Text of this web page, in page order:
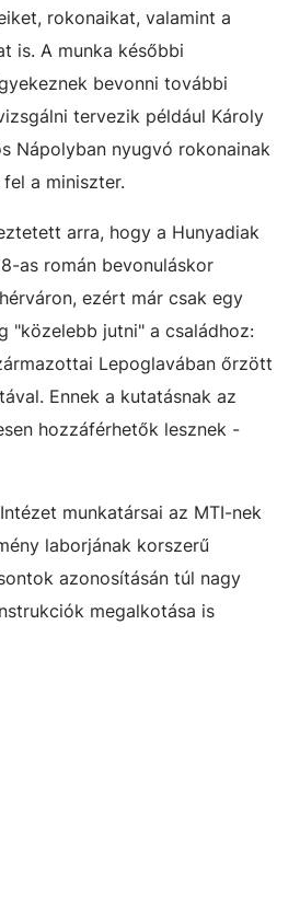
rokonaikat, valamint a
is. A munka későbbi
bevonni további
tervezik például Károly
Nápolyban nyugvó rokonainak
a miniszter.
arra, hogy a Hunyadiak
as román bevonuláskor
ezért már csak egy
"közelebb jutni" a családhoz:
Lepoglavában őrzött
Ennek a kutatásnak az
hozzáférhetők lesznek -
munkatársai az MTI-nek
laborjának korszerű
azonosításán túl nagy
megalkotása is